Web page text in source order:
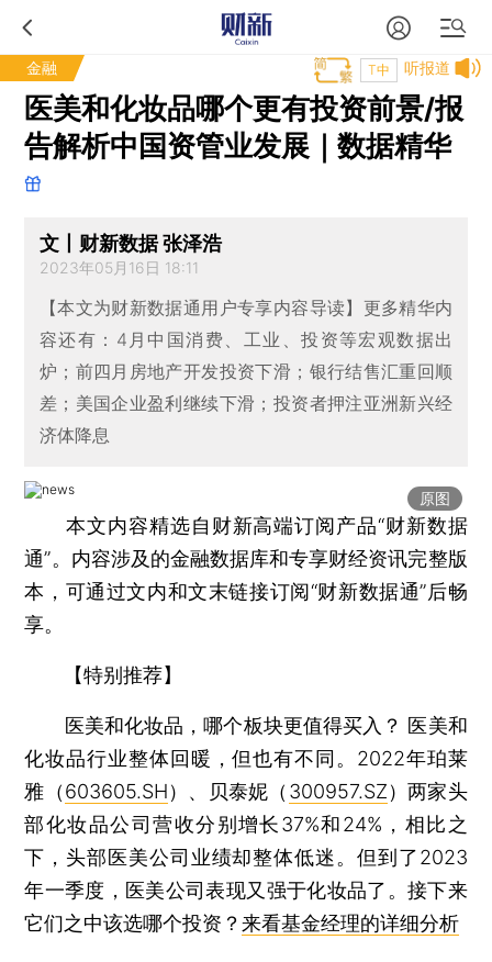
金融 听报道
T中
医美和化妆品哪个更有投资前景/报
告解析中国资管业发展｜数据精华
文丨财新数据 张泽浩
2023年05月16日 18:11
【本文为财新数据通用户专享内容导读】更多精华内
容还有：4月中国消费、工业、投资等宏观数据出
炉；前四月房地产开发投资下滑；银行结售汇重回顺
差；美国企业盈利继续下滑；投资者押注亚洲新兴经
济体降息
原图
本文内容精选自财新高端订阅产品“财新数据
通”。内容涉及的金融数据库和专享财经资讯完整版
本，可通过文内和文末链接订阅“财新数据通”后畅
享。
【特别推荐】
医美和化妆品，哪个板块更值得买入？ 医美和
化妆品行业整体回暖，但也有不同。2022年珀莱
雅（603605.SH）、贝泰妮（ 300957.SZ）两家头
部化妆品公司营收分别增长37%和24%，相比之
下，头部医美公司业绩却整体低迷。但到了2023
年一季度，医美公司表现又强于化妆品了。接下来
它们之中该选哪个投资？来看基金经理的详细分析